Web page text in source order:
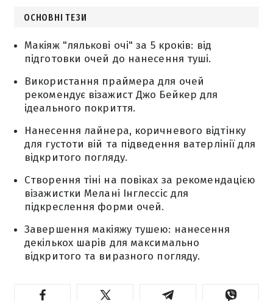
ОСНОВНІ ТЕЗИ
Макіяж "лялькові очі" за 5 кроків: від
підготовки очей до нанесення туші.
Використання праймера для очей
рекомендує візажист Джо Бейкер для
ідеального покриття.
Нанесення лайнера, коричневого відтінку
для густоти вій та підведення ватерлінії для
відкритого погляду.
Створення тіні на повіках за рекомендацією
візажистки Мелані Інглессіс для
підкреслення форми очей.
Завершення макіяжу тушею: нанесення
декількох шарів для максимально
відкритого та виразного погляду.